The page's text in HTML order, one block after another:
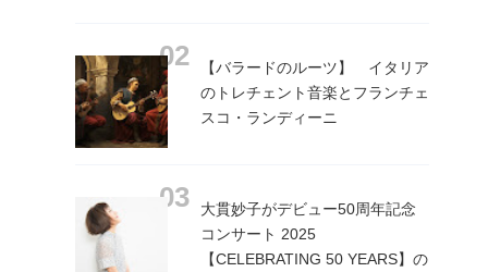
【バラードのルーツ】 イタリア
のトレチェント音楽とフランチェ
スコ・ランディーニ
大貫妙子がデビュー50周年記念
コンサート 2025
【CELEBRATING 50 YEARS】の